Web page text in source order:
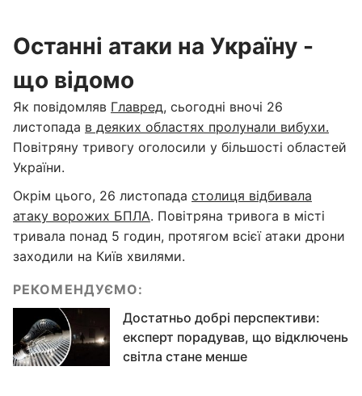
Останні атаки на Україну -
що відомо
Як повідомляв Главред, сьогодні вночі 26
листопада в деяких областях пролунали вибухи.
Повітряну тривогу оголосили у більшості областей
України.
Окрім цього, 26 листопада столиця відбивала
атаку ворожих БПЛА. Повітряна тривога в місті
тривала понад 5 годин, протягом всієї атаки дрони
заходили на Київ хвилями.
РЕКОМЕНДУЄМО:
Достатньо добрі перспективи:
експерт порадував, що відключень
світла стане менше